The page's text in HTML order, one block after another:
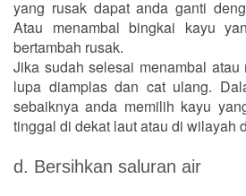
yang rusak dapat anda ganti
Atau menambal bingkai kayu
bertambah rusak.
Jika sudah selesai menambal atau
lupa diamplas dan cat ulang.
sebaiknya anda memilih kayu
tinggal di dekat laut atau di wilayah
d. Bersihkan saluran air